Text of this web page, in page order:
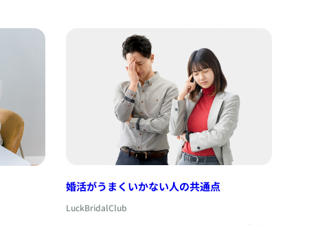
婚活がうまくいかない人の共通点
LuckBridalClub